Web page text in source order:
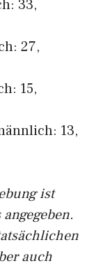
33,
27,
15,
13,
ist
auch